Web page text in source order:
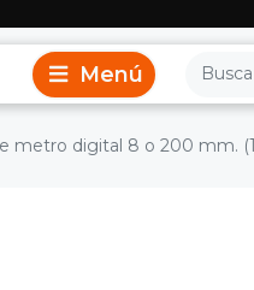
metro digital 8 o 200 mm.